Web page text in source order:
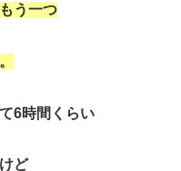
う一つ
6時間くらい
ど